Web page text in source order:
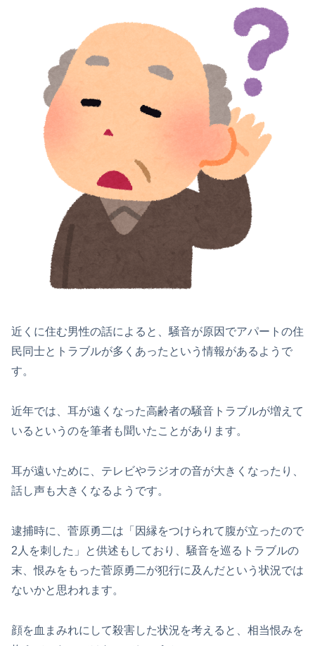
近くに住む男性の話によると、騒音が原因でアパートの住
民同士とトラブルが多くあったという情報があるようで
す。
近年では、耳が遠くなった高齢者の騒音トラブルが増えて
いるというのを筆者も聞いたことがあります。
耳が遠いために、テレビやラジオの音が大きくなったり、
話し声も大きくなるようです。
逮捕時に、菅原勇二は「因縁をつけられて腹が立ったので
2人を刺した」と供述もしており、騒音を巡るトラブルの
末、恨みをもった菅原勇二が犯行に及んだという状況では
ないかと思われます。
顔を血まみれにして殺害した状況を考えると、相当恨みを